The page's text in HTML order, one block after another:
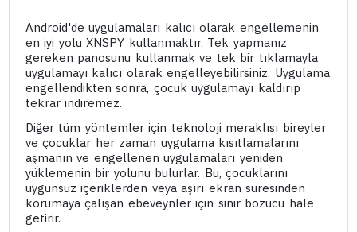
Android'de uygulamaları kalıcı olarak engellemenin
en iyi yolu XNSPY kullanmaktır. Tek yapmanız
gereken panosunu kullanmak ve tek bir tıklamayla
uygulamayı kalıcı olarak engelleyebilirsiniz. Uygulama
engellendikten sonra, çocuk uygulamayı kaldırıp
tekrar indiremez.
Diğer tüm yöntemler için teknoloji meraklısı bireyler
ve çocuklar her zaman uygulama kısıtlamalarını
aşmanın ve engellenen uygulamaları yeniden
yüklemenin bir yolunu bulurlar. Bu, çocuklarını
uygunsuz içeriklerden veya aşırı ekran süresinden
korumaya çalışan ebeveynler için sinir bozucu hale
getirir.